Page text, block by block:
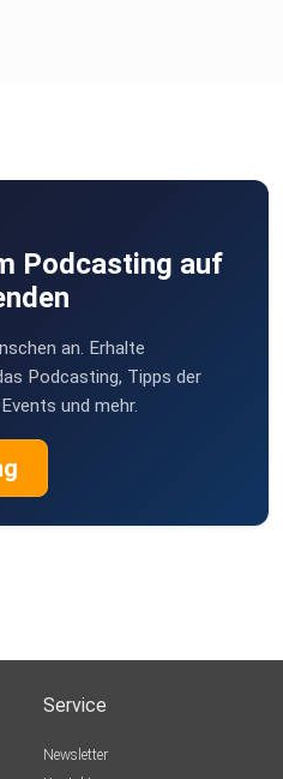
Podcasting auf
an. Erhalte
Podcasting, Tipps der
und mehr.
Service
Newsletter